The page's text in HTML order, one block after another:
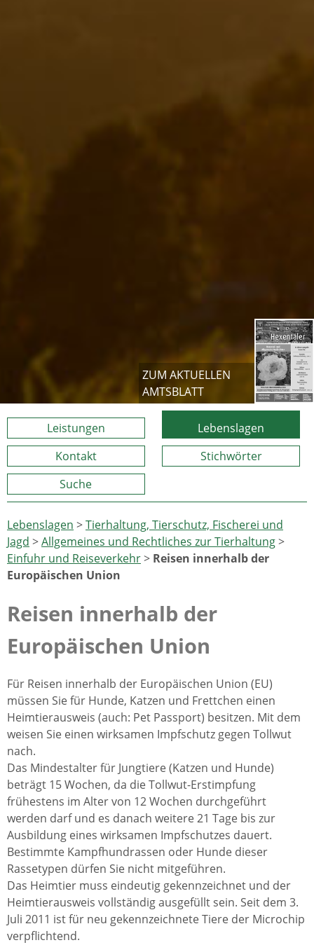
ZUM AKTUELLEN
AMTSBLATT
Leistungen
Lebenslagen
Kontakt
Stichwörter
Suche
Lebenslagen >Tierhaltung, Tierschutz, Fischerei und
Jagd >Allgemeines und Rechtliches zur Tierhaltung>
Einfuhr und Reiseverkehr> Reisen innerhalb der
Europäischen Union
Reisen innerhalb der
Europäischen Union
Für Reisen innerhalb der Europäischen Union (EU)
müssen Sie für Hunde, Katzen und Frettchen einen
Heimtierausweis (auch: Pet Passport) besitzen. Mit dem
weisen Sie einen wirksamen Impfschutz gegen Tollwut
nach.
Das Mindestalter für Jungtiere (Katzen und Hunde)
beträgt 15 Wochen, da die Tollwut-Erstimpfung
frühestens im Alter von 12 Wochen durchgeführt
werden darf und es danach weitere 21 Tage bis zur
Ausbildung eines wirksamen Impfschutzes dauert.
Bestimmte Kampfhundrassen oder Hunde dieser
Rassetypen dürfen Sie nicht mitgeführen.
Das Heimtier muss eindeutig gekennzeichnet und der
Heimtierausweis vollständig ausgefüllt sein. Seit dem 3.
Juli 2011 ist für neu gekennzeichnete Tiere der Microchip
verpflichtend.